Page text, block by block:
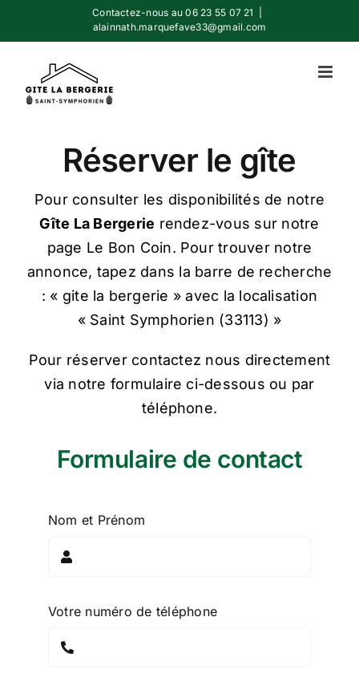
Contactez-nous au 06 23 55 07 21
alainnath.marquefave33@gmail.com
Réserver le gîte
Pour consulter les disponibilités de notre
Gîte La Bergerie rendez-vous sur notre
page Le Bon Coin. Pour trouver notre
annonce, tapez dans la barre de recherche
: « gite la bergerie » avec la localisation
« Saint Symphorien (33113) »
Pour réserver contactez nous directement
via notre formulaire ci-dessous ou par
téléphone.
Formulaire de contact
Nom et Prénom
Votre numéro de téléphone